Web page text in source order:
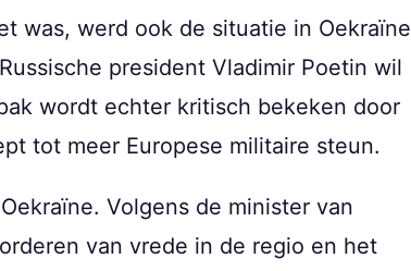
was, werd ook de situatie in Oekraïne
president Vladimir Poetin wil
wordt echter kritisch bekeken door
tot meer Europese militaire steun.
Volgens de minister van
van vrede in de regio en het